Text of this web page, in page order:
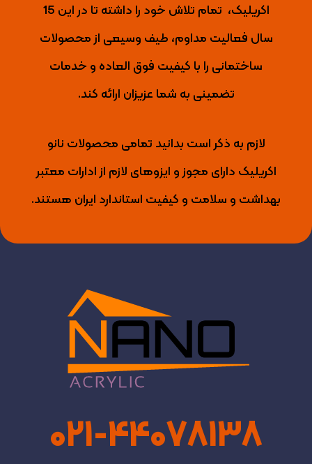
اکریلیک، تمام تلاش خود را داشته تا
در این 15
سال فعالیت مداوم، طیف وسیعی از محصولات
ساختمانی را با کیفیت فوق العاده و خدمات
تضمینی به شما عزیزان ارائه کند.
لازم به ذکر است بدانید تمامی محصولات نانو
اکریلیک دارای مجوز و ایزوهای لازم از ادارات معتبر
بهداشت و سلامت و کیفیت استاندارد ایران هستند.
021-44078138